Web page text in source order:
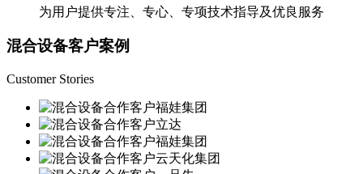
为用户提供专注、专心、专项技术指导及优良服务
混合设备客户案例
Customer Stories